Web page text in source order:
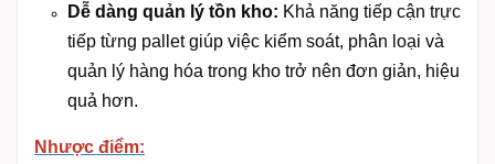
Dễ dàng quản lý tồn kho: Khả năng tiếp cận trực
tiếp từng pallet giúp việc kiểm soát, phân loại và
quản lý hàng hóa trong kho trở nên đơn giản, hiệu
quả hơn.
Nhược điểm: